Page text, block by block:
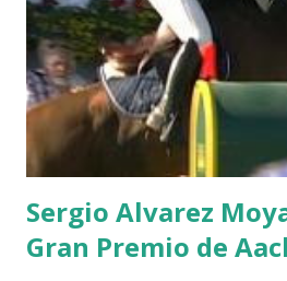
CLUB LADY -O’CONNOR 3
LORENZO -AHLMANN 5
TOPINAMBOUR -LEPREVOST 7
INTERTOY Z - BRASH 9 HERALD
DI CAMPALTO -SHARBATLY
del Gran Premio en su vuelta de
Sergio Alvarez
Gran Premio de